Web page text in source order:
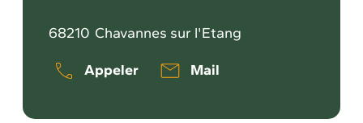
68210 Chavannes sur l'Etang
Appeler Mail